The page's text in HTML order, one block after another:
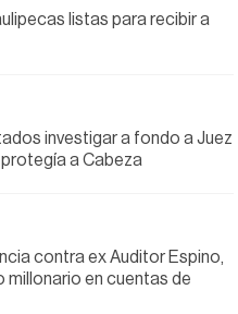
listas para recibir a
investigar a fondo a Juez
a Cabeza
contra ex Auditor Espino,
millonario en cuentas de